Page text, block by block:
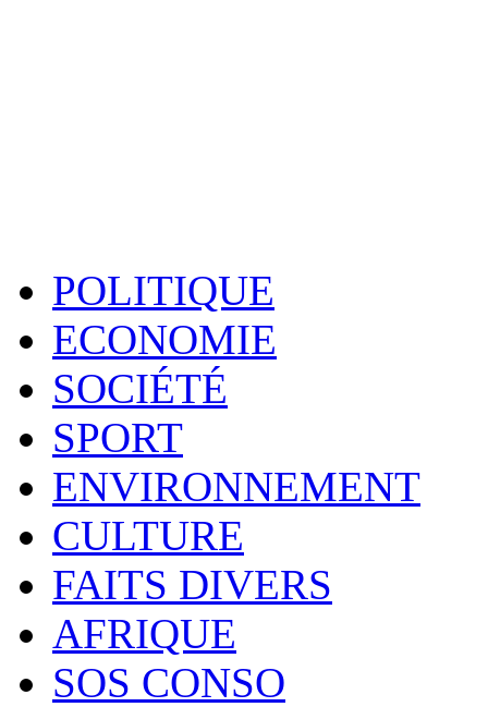
POLITIQUE
ECONOMIE
SOCIÉTÉ
SPORT
ENVIRONNEMENT
CULTURE
FAITS DIVERS
AFRIQUE
SOS CONSO